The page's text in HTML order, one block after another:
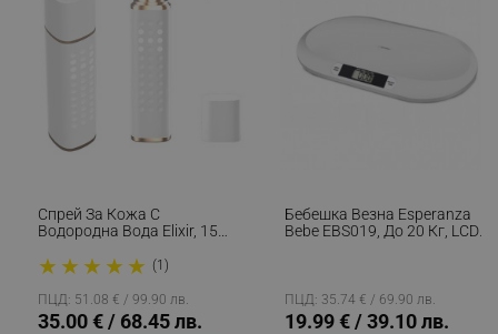
Спрей За Кожа С
Водородна Вода Elixir, 15
Ефект, Антиоксидантно
Действие, Бял
★ ★ ★ ★ ★ (1)
ПЦД: 51.08 € / 99.90 лв.
35.00 € / 68.45 лв.
Бебешка Везна Esperanza
Bebe EBS019, До 20 Кг, LCD
ПЦД: 35.74 € / 69.90 лв.
19.99 € / 39.10 лв.